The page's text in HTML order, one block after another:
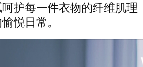
护每一件衣物的纤维肌理
悦日常。